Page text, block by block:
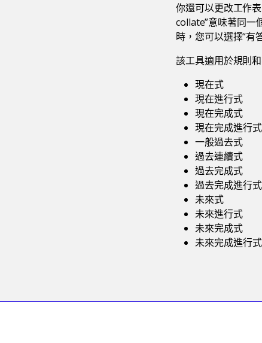
你還可以更改工作
collate”意味著同一
時，您可以選擇“有
該工具適用於規則
現在式
現在進行式
現在完成式
現在完成進行式
一般過去式
過去連續式
過去完成式
過去完成進行式
未來式
未來進行式
未來完成式
未來完成進行式